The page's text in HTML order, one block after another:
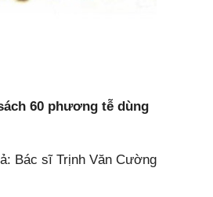
60 phương tễ dùng
Bác sĩ Trịnh Văn Cường